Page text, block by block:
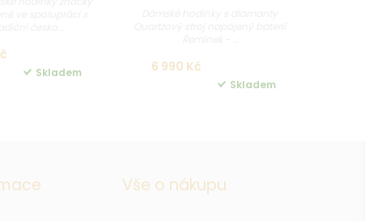
Skladem 6 990 Kč
Skladem
Vše o nákupu